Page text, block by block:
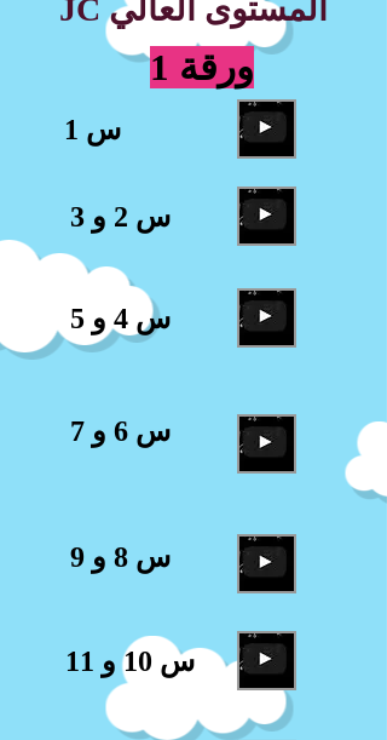
المستوى العالي JC
ورقة 1
س 1
س 2 و 3
س 4 و 5
س 6 و 7
س 8 و 9
س 10 و 11